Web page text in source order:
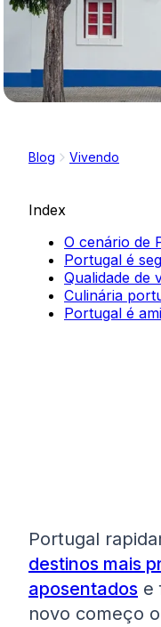
Blog Vivendo
Index
O cenário de
Portugal é
Qualidade de
Culinária
Portugal é
Portugal
destinos mais
aposentados e
novo começo